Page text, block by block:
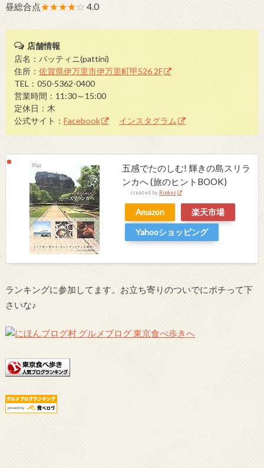
昼総合点★★★★☆ 4.0
店舗情報
店名：パッティニ(pattini)
住所：佐賀県伊万里市伊万里町甲526 2F
TEL：050-5362-0400
営業時間：11:30～15:00
定休日：木
公式サイト：Facebook インスタグラム
五感でたのしむ! 輝きの島スリラ
ンカへ (旅のヒントBOOK)
created by Rinker
Amazon
楽天市場
Yahooショッピング
ランキングに参加してます。お立ち寄りのついでにポチって下
さいな♪